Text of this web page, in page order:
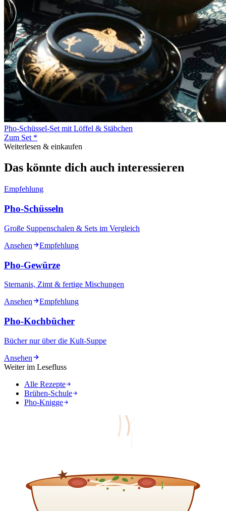
Pho-Schüssel-Set mit Löffel & Stäbchen
Zum Set *
Weiterlesen & einkaufen
Das könnte dich auch interessieren
Empfehlung
Pho-Schüsseln
Große Suppenschalen & Sets im Vergleich
Ansehen
Empfehlung
Pho-Gewürze
Sternanis, Zimt & fertige Mischungen
Ansehen
Empfehlung
Pho-Kochbücher
Bücher nur über die Kult-Suppe
Ansehen
Weiter im Lesefluss
Alle Rezepte
Brühen-Schule
Pho-Knigge